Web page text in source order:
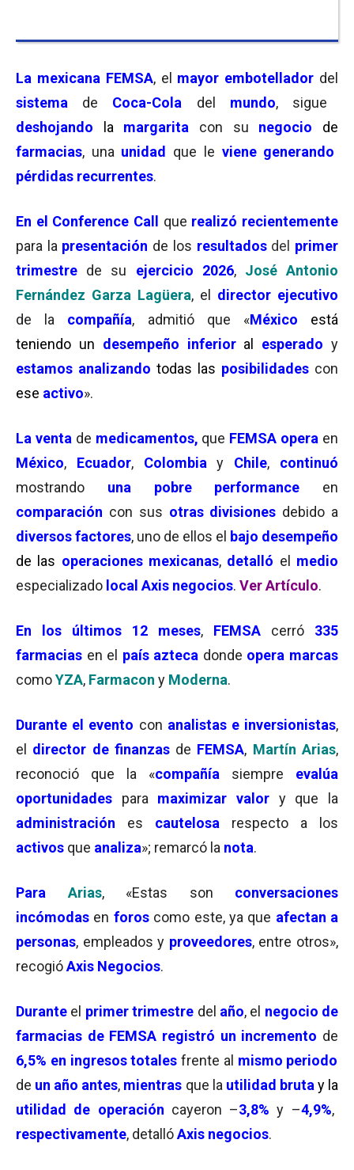
La mexicana FEMSA, el mayor embotellador del
sistema de Coca-Cola del mundo, sigue
deshojando la margarita con su negocio de
farmacias, una unidad que le viene generando
pérdidas recurrentes.
En el Conference Call que realizó recientemente
para la presentación de los resultados del primer
trimestre de su ejercicio 2026, José Antonio
Fernández Garza Lagüera, el director ejecutivo
de la compañía, admitió que «México está
teniendo un desempeño inferior al esperado y
estamos analizando todas las posibilidades con
ese activo».
La venta de medicamentos, que FEMSA opera en
México, Ecuador, Colombiay Chile, continuó
mostrando una pobre performance
en
comparación con sus otras divisiones debido a
diversos factores, uno de ellos el bajo desempeño
de las operaciones mexicanas, detalló el medio
especializado local Axis negocios. Ver Artículo.
En los últimos 12 meses, FEMSA cerró 335
farmacias en el país azteca donde opera marcas
comoYZA, Farmacon y Moderna.
Durante el evento con analistas e inversionistas,
el d irector de finanzas de FEMSA, Martín Arias,
reconoció que la «compañía siempre evalúa
oportunidades para maximizar valor y que la
administración es cautelosa respecto a los
activos que analiza»; remarcó la nota.
Para Arias, «Estas son conversaciones
incómodas en foroscomo este, ya que afectan a
personas, empleados y proveedores, entre otros»,
recogióAxis Negocios.
Durante el primer trimestre del año, el negocio de
farmacias de FEMSA registró un incremento de
6,5% en ingresos totales frente al mismo periodo
de un año antes, mientras que la utilidad bruta y la
utilidad de operación cayeron –3,8% y –4,9%,
respectivamente, detallóAxis negocios.